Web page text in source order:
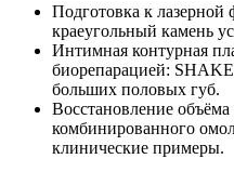
Подготовка к
краеугольный камень
Интимная контурная
биорепарацией:
больших половых губ.
Восстановление
комбинированного
клинические примеры.